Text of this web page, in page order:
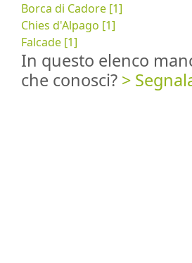
Borca di Cadore [1]
Chies d'Alpago [1]
Falcade [1]
In questo elenco
che conosci? >